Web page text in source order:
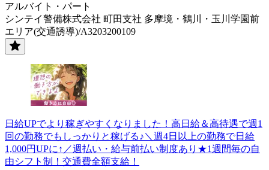
アルバイト・パート
シンテイ警備株式会社 町田支社 多摩境・鶴川・玉川学園前
エリア(交通誘導)/A3203200109
日給UPでより稼ぎやすくなりました！高日給＆高待遇で週1
回の勤務でもしっかりと稼げる♪＼週4日以上の勤務で日給
1,000円UPに↑／週払い・給与前払い制度あり★1週間毎の自
由シフト制！交通費全額支給！